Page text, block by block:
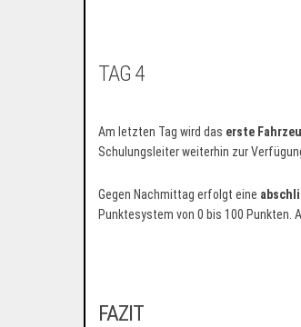
TAG 4
Am letzten Tag wird das erste
Schulungsleiter weiterhin zur
Gegen Nachmittag erfolgt eine
Punktesystem von 0 bis 100 Punkten.
FAZIT